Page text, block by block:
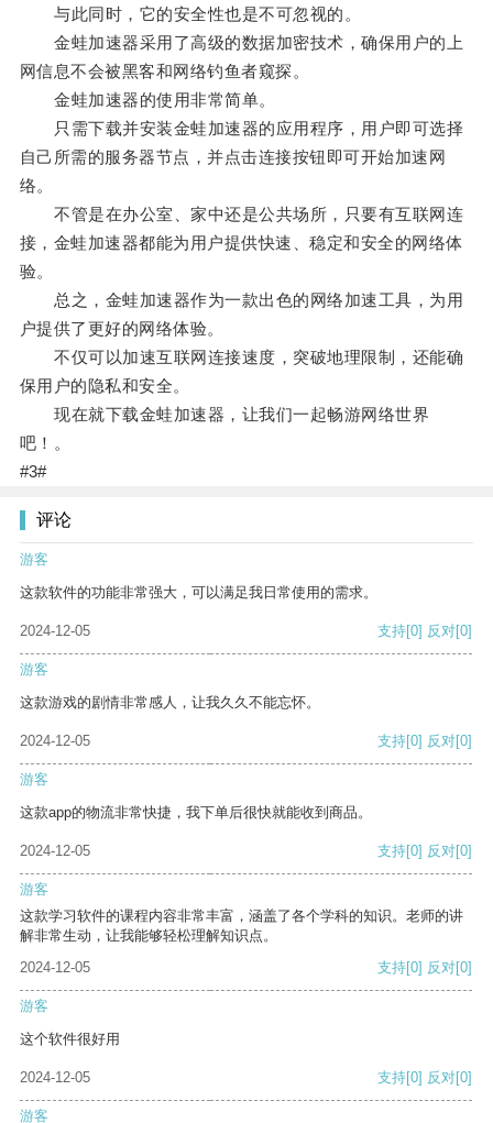
与此同时，它的安全性也是不可忽视的。
金蛙加速器采用了高级的数据加密技术，确保用户的上
网信息不会被黑客和网络钓鱼者窥探。
金蛙加速器的使用非常简单。
只需下载并安装金蛙加速器的应用程序，用户即可选择
自己所需的服务器节点，并点击连接按钮即可开始加速网
络。
不管是在办公室、家中还是公共场所，只要有互联网连
接，金蛙加速器都能为用户提供快速、稳定和安全的网络体
验。
总之，金蛙加速器作为一款出色的网络加速工具，为用
户提供了更好的网络体验。
不仅可以加速互联网连接速度，突破地理限制，还能确
保用户的隐私和安全。
现在就下载金蛙加速器，让我们一起畅游网络世界
吧！。
#3#
评论
游客
这款软件的功能非常强大，可以满足我日常使用的需求。
2024-12-05 支持[0] 反对[0]
游客
这款游戏的剧情非常感人，让我久久不能忘怀。
2024-12-05 支持[0] 反对[0]
游客
这款app的物流非常快捷，我下单后很快就能收到商品。
2024-12-05 支持[0] 反对[0]
游客
这款学习软件的课程内容非常丰富，涵盖了各个学科的知识。老师的讲
解非常生动，让我能够轻松理解知识点。
2024-12-05
支持[0] 反对[0]
游客
这个软件很好用
2024-12-05 支持[0] 反对[0]
游客